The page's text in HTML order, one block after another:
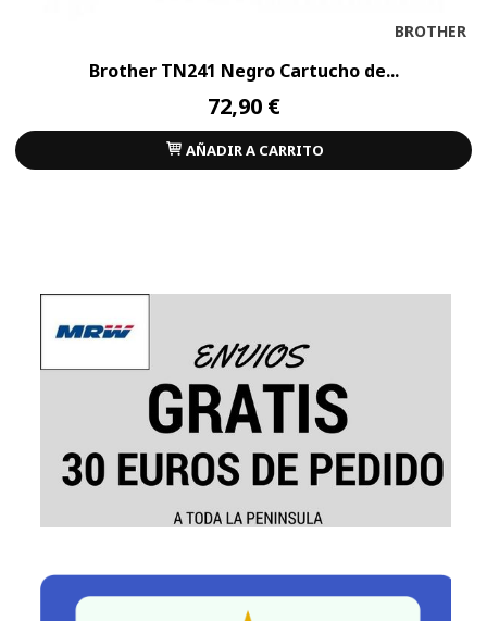
BROTHER
Brother TN241 Negro Cartucho de...
72,90 €
AÑADIR A CARRITO